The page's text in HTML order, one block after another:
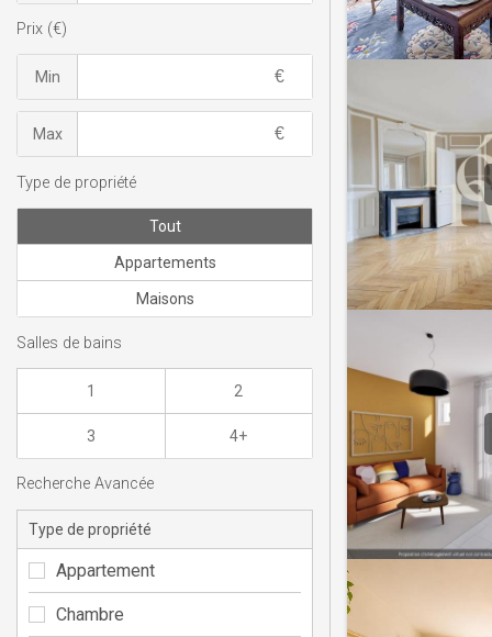
Prix (€)
Min
Max
Type de propriété
Tout
Appartements
Maisons
Salles de bains
1 2
3 4+
Recherche Avancée
Type de propriété
Appartement
Chambre